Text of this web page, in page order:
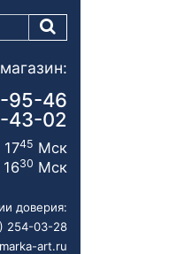
95-46
43-02
45 Мск
30 Мск
доверия:
254-03-28
art.ru